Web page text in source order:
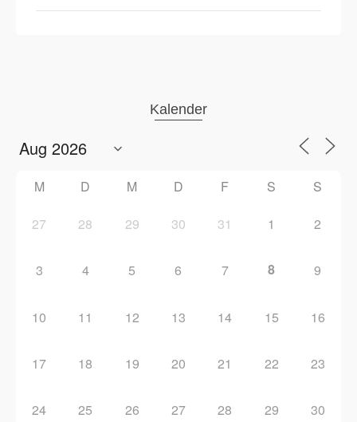
Kalender
M D M D F S S
27 28 29 30 31 1 2
3 4 5 6 7 8 9
10 11 12 13 14 15 16
17 18 19 20 21 22 23
24 25 26 27 28 29 30